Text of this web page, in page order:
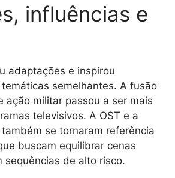
influências e
adaptações e inspirou
semelhantes. A fusão
ação militar passou a ser mais
televisivos. A OST e a
se tornaram referência
buscam equilibrar cenas
sequências de alto risco.